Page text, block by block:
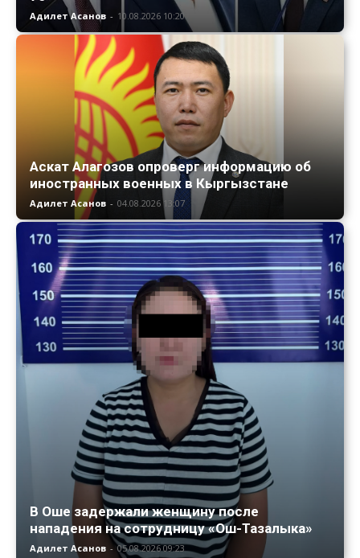
Адилет Асанов - 10.08.2026 10:20
Аскат Алагозов опроверг информацию об
иностранных военных в Кыргызстане
Адилет Асанов - 04.08.2026 13:07
В Оше задержали женщину после
нападения на сотрудницу «Ош-Тазалыка»
Адилет Асанов - 05.08.2026 09:23